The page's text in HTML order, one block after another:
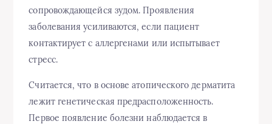
сопровождающейся зудом. Проявления
заболевания усиливаются, если пациент
контактирует с аллергенами или испытывает
стресс.
Считается, что в основе атопического дерматита
лежит генетическая предрасположенность.
Первое появление болезнинаблюдается в